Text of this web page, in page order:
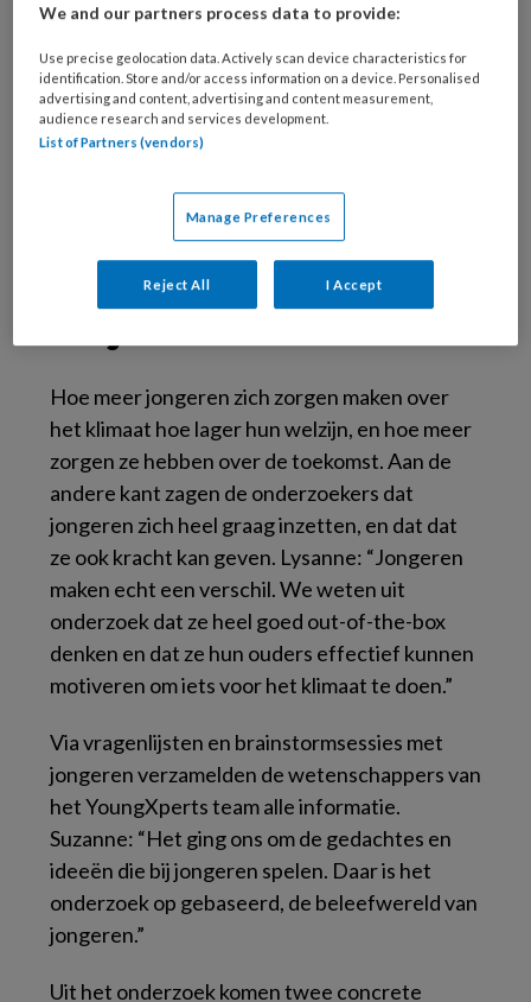
precies te achterhalen hoe dit onderwerp
leeft bij jongeren”, aldus Te Brinke.
De uitkomsten zijn gebundeld in het manifest
‘Jongerenperspectief op de klimaatcrisis’. Op
manifest aan de toenmalige Minister voor
Klimaat en Energie Rob Jetten.Bekijk het
manifest online
Hoe meer jongeren zich zorgen maken over
het klimaat hoe lager hun welzijn, en hoe meer
zorgen ze hebben over de toekomst. Aan de
andere kant zagen de onderzoekers dat
jongeren zich heel graag inzetten, en dat dat
ze ook kracht kan geven. Lysanne: “Jongeren
maken echt een verschil. We weten uit
onderzoek dat ze heel goed out-of-the-box
denken en dat ze hun ouders effectief kunnen
motiveren om iets voor het klimaat te doen.”
Via vragenlijsten en brainstormsessies met
jongeren verzamelden de wetenschappers van
het YoungXperts team alle informatie.
Suzanne: “Het ging ons om de gedachtes en
ideeën die bij jongeren spelen. Daar is het
onderzoek op gebaseerd, de beleefwereld van
jongeren.”
Uit het onderzoek komen twee concrete
We and our partners process data to provide:
Use precise geolocation data. Actively scan device characteristics for
identification. Store and/or access information on a device. Personalised
advertising and content, advertising and content measurement,
audience research and services development.
List of Partners (vendors)
Manage Preferences
Reject All I Accept